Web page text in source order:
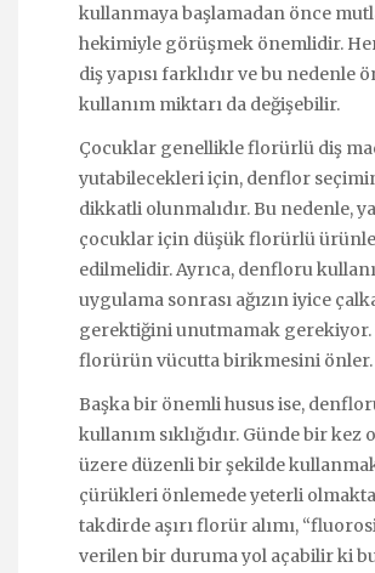
kullanmaya başlamadan önce
hekimiyle görüşmek önemlidir.
diş yapısı farklıdır ve bu nedenle
kullanım miktarı da değişebilir.
Çocuklar genellikle florürlü diş
yutabilecekleri için, denflor
dikkatli olunmalıdır. Bu nedenle,
çocuklar için düşük florürlü
edilmelidir. Ayrıca, denfloru
uygulama sonrası ağızın iyice
gerektiğini unutmamak gerekiyor.
florürün vücutta birikmesini önler.
Başka bir önemli husus ise,
kullanım sıklığıdır. Günde bir kez
üzere düzenli bir şekilde
çürükleri önlemede yeterli
takdirde aşırı florür alımı,
verilen bir duruma yol açabilir ki